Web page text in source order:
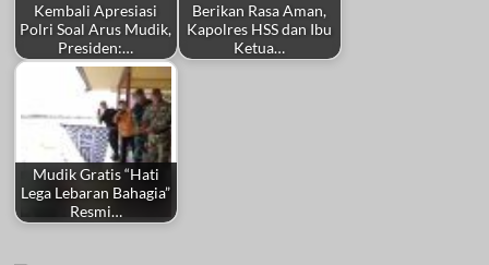
Kembali Apresiasi
Polri Soal Arus Mudik,
Presiden:…
Berikan Rasa Aman,
Kapolres HSS dan Ibu
Ketua…
Mudik Gratis “Hati
Lega Lebaran Bahagia”
Resmi…